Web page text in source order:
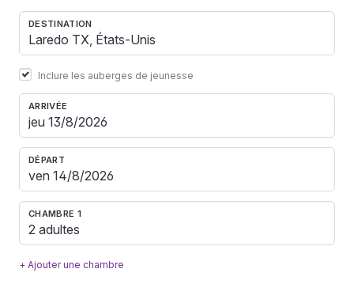
DESTINATION
Inclure les auberges de jeunesse
ARRIVÉE
DÉPART
CHAMBRE 1
2 adultes
+ Ajouter une chambre